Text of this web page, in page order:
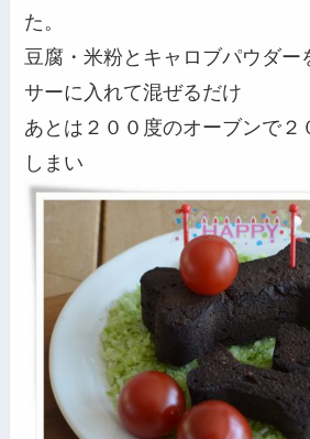
た。
豆腐・米粉とキャロブパウダー
サーに入れて混ぜるだけ
あとは２００度のオーブンで２
しまい